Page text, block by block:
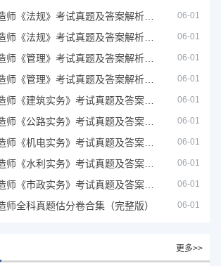
06-01
06-01
06-01
06-01
06-01
06-01
06-01
06-01
06-01
师全科真题估分卷合集（完整版） 06-01
更多>>